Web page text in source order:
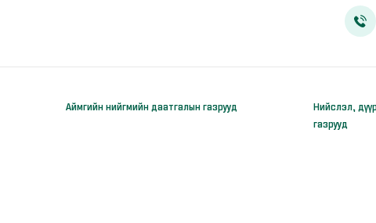
Аймгийн нийгмийн даатгалын газрууд
Нийслэл,
газрууд